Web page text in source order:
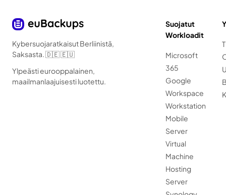
Kybersuojaratkaisut Berliinistä,
Saksasta. 🇩🇪 🇪🇺
Ylpeästi eurooppalainen,
maailmanlaajuisesti luotettu.
Suojatut
Workloadit
Microsoft
365
Google
Workspace
Workstation
Mobile
Server
Virtual
Machine
Hosting
Server